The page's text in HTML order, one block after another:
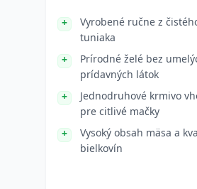
Vyrobené ručne z
tuniaka
Prírodné želé bez
prídavných látok
Jednodruhové krmivo
pre citlivé mačky
Vysoký obsah mäsa a
bielkovín